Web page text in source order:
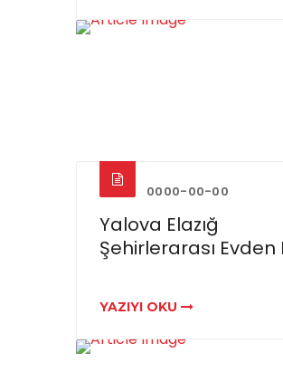
0000-00-00
Yalova Elazığ
Şehirlerarası Evden
YAZIYI OKU